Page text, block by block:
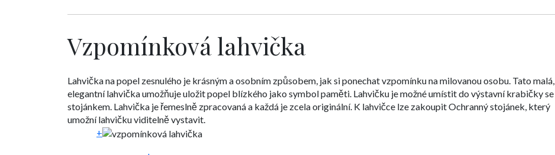
Vzpomínková lahvička
Lahvička na popel zesnulého je krásným a osobním způsobem, jak si ponechat vzpomínku na milovanou osobu. Tato malá,
elegantní lahvička umožňuje uložit popel blízkého jako symbol paměti. Lahvičku je možné umístit do výstavní krabičky se
stojánkem. Lahvička je řemeslně zpracovaná a každá je zcela originální. K lahvičce lze zakoupit Ochranný stojánek, který
umožní lahvičku viditelně vystavit.
+